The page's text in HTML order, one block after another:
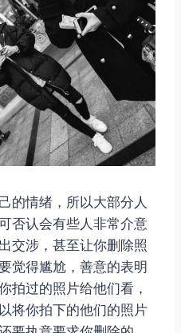
的情绪，所以大部分人
否认会有些人非常介意
交涉，甚至让你删除照
觉得尴尬，善意的表明
拍过的照片给他们看，
将你拍下的他们的照片